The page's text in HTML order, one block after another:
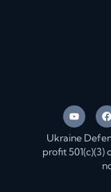
Ukraine
profit 501(c)(3)